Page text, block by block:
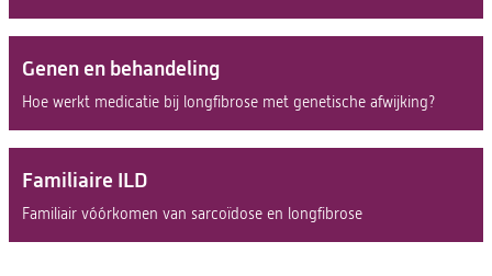
Genen en behandeling
Hoe werkt medicatie bij longfibrose met genetische afwijking?
Familiaire ILD
Familiair vóórkomen van sarcoïdose en longfibrose